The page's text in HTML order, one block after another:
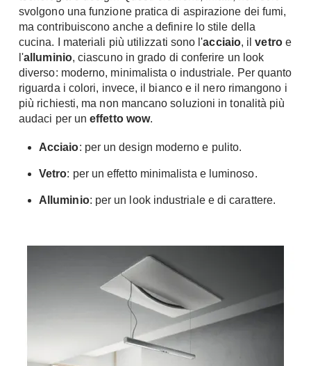
svolgono una funzione pratica di aspirazione dei fumi,
ma contribuiscono anche a definire lo stile della
cucina. I materiali più utilizzati sono l'acciaio, ilvetroe
l'alluminio, ciascuno in grado di conferire un look
diverso: moderno, minimalista o industriale. Per quanto
riguarda i colori, invece, il bianco e il nero rimangono i
più richiesti, ma non mancano soluzioni in tonalità più
audaci per uneffetto wow.
Acciaio: per un design moderno e pulito.
Vetro: per un effetto minimalista e luminoso.
Alluminio: per un look industriale e di carattere.